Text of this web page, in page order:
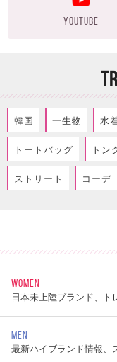
YOUTUBE
韓国 一生物 水
トートバッグ トン
ストリート コーデ
WOMEN
日本未上陸ブランド、ト
MEN
最新ハイブランド情報、